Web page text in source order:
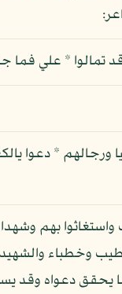
* علي فما
ورجالهم * دعوا
واستغاثوا بهم
وخطباء
يحقق دعواه وقد